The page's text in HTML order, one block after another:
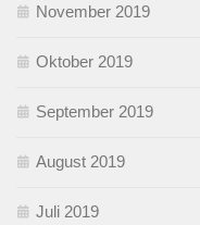
November 2019
Oktober 2019
September 2019
August 2019
Juli 2019